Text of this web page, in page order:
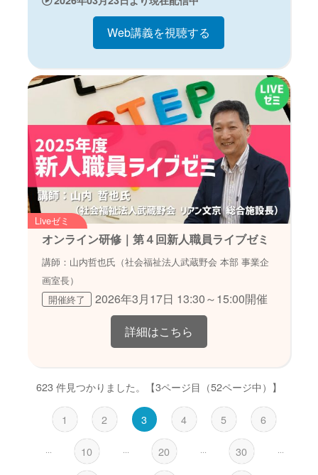
Web講義を視聴する
Liveゼミ
オンライン研修｜第４回新人職員ライブゼミ
講師：山内哲也氏（社会福祉法人武蔵野会 本部 事業企
画室長）
開催終了
2026年3月17日 13:30～15:00開催
詳細はこちら
623 件見つかりました。 【3ページ目（52ページ中）】
1 2 3 4 5 6
10 20 30